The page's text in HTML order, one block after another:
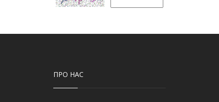
ПРО НАС